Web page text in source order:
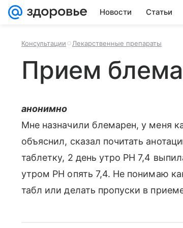
Новости Статьи
Консультации Лекарственные препараты
Прием
анонимно
Мне назначили блемарен, у меня
объяснил, сказал почитать
таблетку, 2 день утро РН 7,4
утром РН опять 7,4. Не понимаю
табл или делать пропуски в